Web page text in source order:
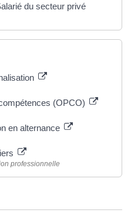
du secteur privé
(OPCO)
en alternance
professionnelle